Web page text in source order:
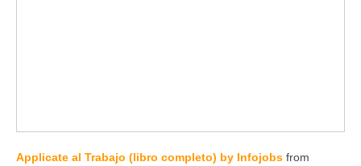
Applicate al Trabajo (libro completo) by Infojobs from